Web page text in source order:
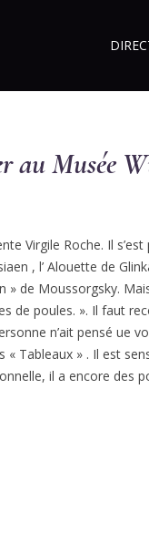
au Musée
Virgile Roche. Il
, l’ Alouette de
» de Moussorgsky.
de poules. ». Il faut
n’ait pensé ue
« Tableaux » . Il est
il a encore des